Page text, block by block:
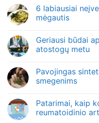
6 labiausiai
mėgautis
Geriausi būdai
atostogų metu
Pavojingas
smegenims
Patarimai, kaip
reumatoidinio